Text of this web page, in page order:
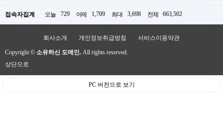
접속자집계 오늘 729 어제 1,709 최대 3,698 전체 663,502
회사소개 개인정보취급방침 서비스이용약관
Copyright © 소유하신 도메인. All rights reserved.
상단으로
PC 버전으로 보기